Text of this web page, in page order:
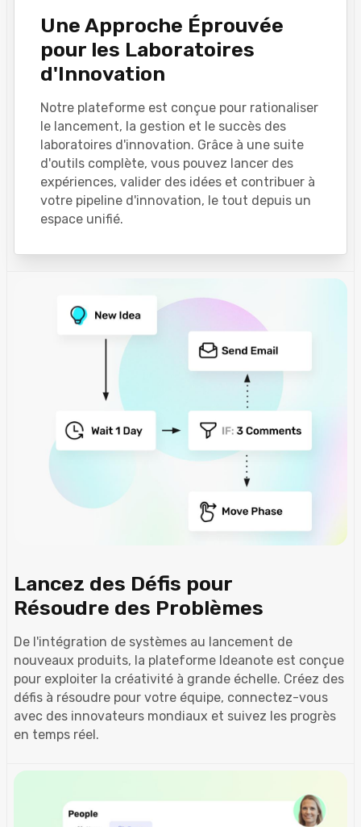
Une Approche Éprouvée
pour les Laboratoires
d'Innovation
Notre plateforme est conçue pour rationaliser
le lancement, la gestion et le succès des
laboratoires d'innovation. Grâce à une suite
d'outils complète, vous pouvez lancer des
expériences, valider des idées et contribuer à
votre pipeline d'innovation, le tout depuis un
espace unifié.
Lancez des Défis pour
Résoudre des Problèmes
De l'intégration de systèmes au lancement de
nouveaux produits, la plateforme Ideanote est conçue
pour exploiter la créativité à grande échelle. Créez des
défis à résoudre pour votre équipe, connectez-vous
avec des innovateurs mondiaux et suivez les progrès
en temps réel.